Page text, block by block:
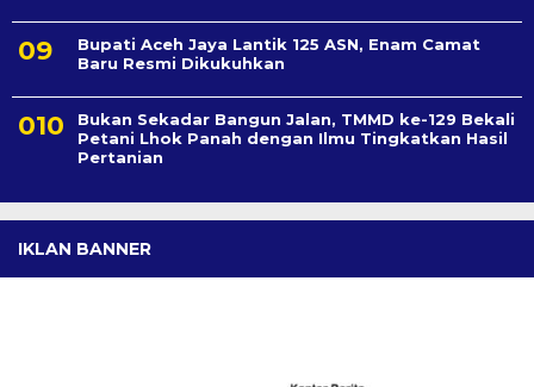
Bupati Aceh Jaya Lantik 125 ASN, Enam Camat
Baru Resmi Dikukuhkan
Bukan Sekadar Bangun Jalan, TMMD ke-129 Bekali
Petani Lhok Panah dengan Ilmu Tingkatkan Hasil
Pertanian
IKLAN BANNER